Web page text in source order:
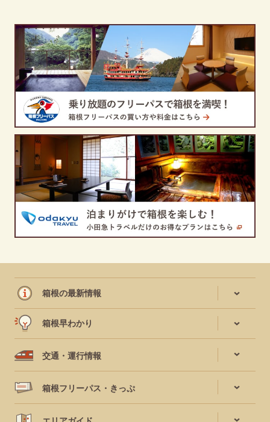
箱根の最新情報
箱根早わかり
交通・運行情報
箱根フリーパス・きっぷ